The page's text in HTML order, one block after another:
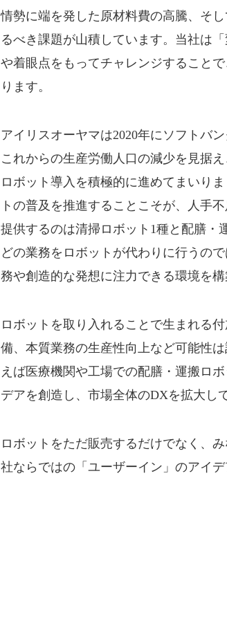
情勢に端を発した原材料費の高騰、そ
るべき課題が山積しています。当社は
や着眼点をもってチャレンジすること
ります。
アイリスオーヤマは2020年にソフトバ
これからの生産労働人口の減少を見据
ロボット導入を積極的に進めてまいり
トの普及を推進することこそが、人手
提供するのは清掃ロボット1種と配膳・
どの業務をロボットが代わりに行うの
務や創造的な発想に注力できる環境を
ロボットを取り入れることで生まれる
備、本質業務の生産性向上など可能性
えば医療機関や工場での配膳・運搬ロ
デアを創造し、市場全体のDXを拡大し
ロボットをただ販売するだけでなく、
社ならではの「ユーザーイン」のアイ